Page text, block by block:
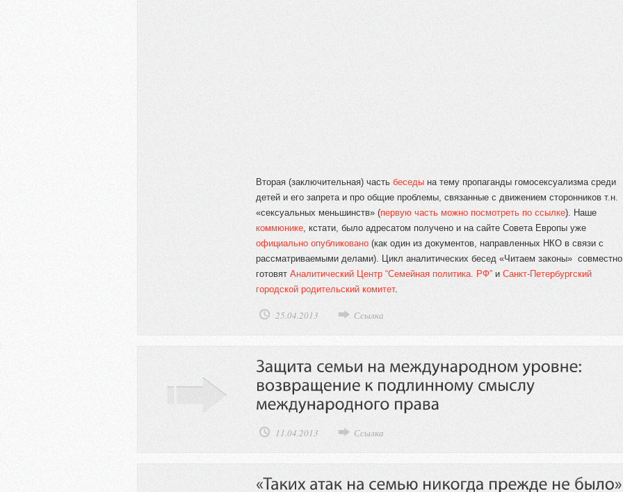
Вторая (заключительная) часть беседы на тему пропаганды гомосексуализма среди
детей и его запрета и про общие проблемы, связанные с движением сторонников т.н.
«сексуальных меньшинств» (первую часть можно посмотреть по ссылке). Наше
коммюнике, кстати, было адресатом получено и на сайте Совета Европы уже
официально опубликовано (как один из документов, направленных НКО в связи с
рассматриваемыми делами). Цикл аналитических бесед «Читаем законы» совместно
готовят Аналитический Центр “Семейная политика. РФ” и Санкт-Петербургский
городской родительский комитет.
25.04.2013 Ссылка
11.04.2013 Ссылка